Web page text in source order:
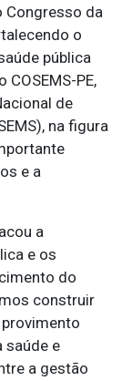
Congresso da
o
pública
PE,
de
na figura
e a
a
e os
do
construir
saúde e
a gestão